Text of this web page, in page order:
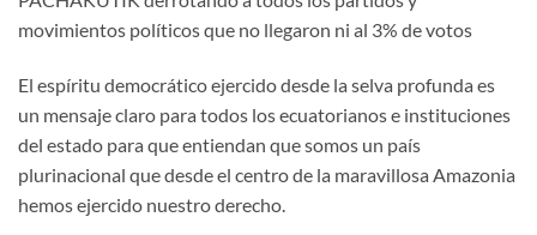
movimientos políticos que no llegaron ni al 3% de votos
El espíritu democrático ejercido desde la selva profunda es
un mensaje claro para todos los ecuatorianos e instituciones
del estado para que entiendan que somos un país
plurinacional que desde el centro de la maravillosa Amazonia
hemos ejercido nuestro derecho.